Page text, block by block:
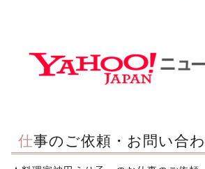
仕事のご依頼・お問い合